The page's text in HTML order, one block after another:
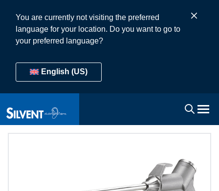
You are currently not visiting the preferred
language for your location. Do you want to go to
your preferred language?
English (US)